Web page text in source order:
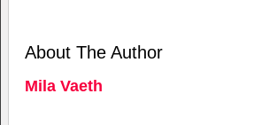
About The Author
Mila Vaeth